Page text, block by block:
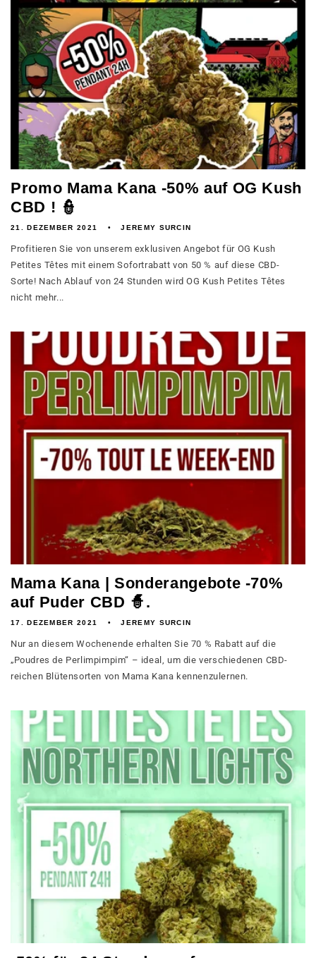
Promo Mama Kana -50% auf OG Kush
CBD ! 👮
21. DEZEMBER 2021 JEREMY SURCIN
Profitieren Sie von unserem exklusiven Angebot für OG Kush
Petites Têtes mit einem Sofortrabatt von 50 % auf diese CBD-
Sorte! Nach Ablauf von 24 Stunden wird OG Kush Petites Têtes
nicht mehr...
Mama Kana | Sonderangebote -70%
auf Puder CBD 🧙.
17. DEZEMBER 2021 JEREMY SURCIN
Nur an diesem Wochenende erhalten Sie 70 % Rabatt auf die
„Poudres de Perlimpimpim“ – ideal, um die verschiedenen CBD-
reichen Blütensorten von Mama Kana kennenzulernen.